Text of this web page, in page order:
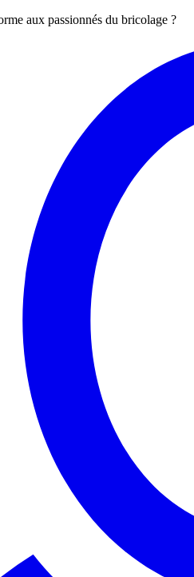
aux passionnés du bricolage ?